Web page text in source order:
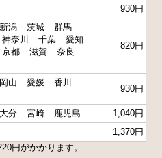
930円
新潟 茨城
群馬
神奈川 千葉
愛知
京都 滋賀
奈良
820円
岡山 愛媛
香川
930円
大分 宮崎 鹿児島
1,040円
1,370円
円がかかります。